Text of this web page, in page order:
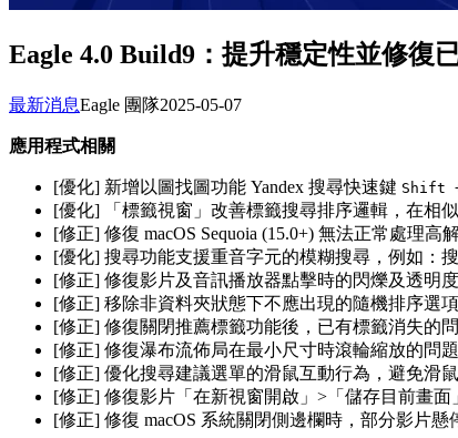
Eagle 4.0 Build9：提升穩定性並修復
最新消息Eagle 團隊2025-05-07
應用程式相關
[優化] 新增以圖找圖功能 Yandex 搜尋快速鍵 Shift
[優化] 「標籤視窗」改善標籤搜尋排序邏輯，在相
[修正] 修復 macOS Sequoia (15.0+) 無法正常處理高
[優化] 搜尋功能支援重音字元的模糊搜尋，例如：搜
[修正] 修復影片及音訊播放器點擊時的閃爍及透明度
[修正] 移除非資料夾狀態下不應出現的隨機排序選
[修正] 修復關閉推薦標籤功能後，已有標籤消失的問
[修正] 修復瀑布流佈局在最小尺寸時滾輪縮放的問
[修正] 優化搜尋建議選單的滑鼠互動行為，避免滑
[修正] 修復影片「在新視窗開啟」>「儲存目前畫
[修正] 修復 macOS 系統關閉側邊欄時，部分影片懸